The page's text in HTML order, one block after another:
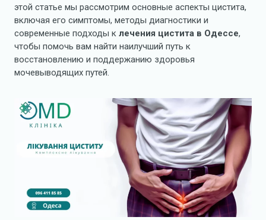
этой статье мы рассмотрим основные аспекты цистита,
включая его симптомы, методы диагностики и
современные подходы к лечения цистита в Одессе,
чтобы помочь вам найти наилучший путь к
восстановлению и поддержанию здоровья
мочевыводящих путей.